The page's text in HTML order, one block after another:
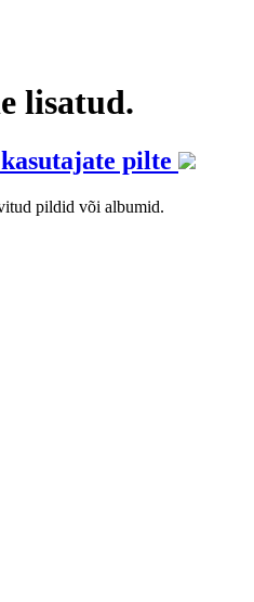
lisatud.
pilte
pildid või albumid.